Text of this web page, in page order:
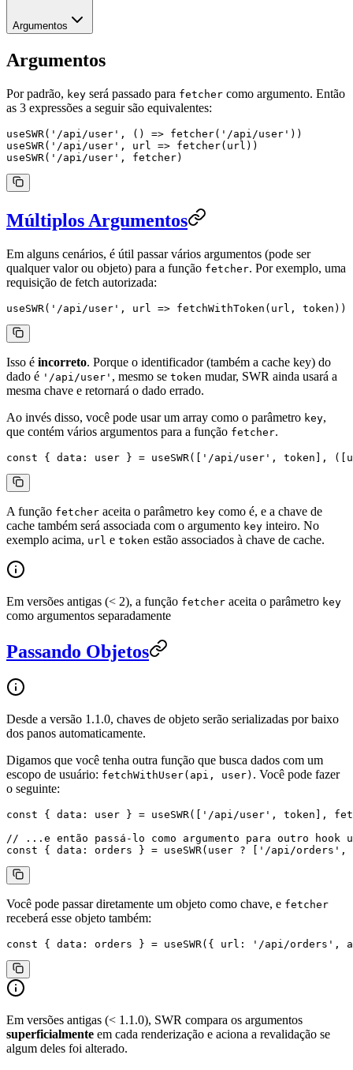
Argumentos
Argumentos
Por padrão, key será passado para fetcher como argumento. Então
as 3 expressões a seguir são equivalentes:
useSWR( '/api/user' , () => fetcher( '/api/user' ))
useSWR( '/api/user' , url => fetcher(url))
useSWR( '/api/user' , fetcher)
Múltiplos Argumentos
Em alguns cenários, é útil passar vários argumentos (pode ser
qualquer valor ou objeto) para a função fetcher. Por exemplo, uma
requisição de fetch autorizada:
useSWR( '/api/user' , url => fetchWithToken (url, token))
Isso é incorreto. Porque o identificador (também a cache key) do
dado é '/api/user' , mesmo se token mudar, SWR ainda usará a
mesma chave e retornará o dado errado.
Ao invés disso, você pode usar um array como o parâmetro key,
que contém vários argumentos para a função fetcher.
const { data : user } = useSWR([ '/api/user' , token], ([
A função fetcher aceita o parâmetro key como é, e a chave de
cache também será associada com o argumento key inteiro. No
exemplo acima, url e token estão associados à chave de cache.
Em versões antigas (< 2), a função fetcher aceita o parâmetro key
como argumentos separadamente
Passando Objetos
Desde a versão 1.1.0, chaves de objeto serão serializadas por baixo
dos panos automaticamente.
Digamos que você tenha outra função que busca dados com um
escopo de usuário: fetchWithUser(api, user) . Você pode fazer
o seguinte:
const { data : user } = useSWR([ '/api/user' , token],
// ...e então passá-lo como argumento para outro hook
const { data : orders } = useSWR(user ? '/api/orders' ,
Você pode passar diretamente um objeto como chave, e fetcher
receberá esse objeto também:
const { data : orders } = useSWR({ url: '/api/orders' ,
Em versões antigas (< 1.1.0), SWR compara os argumentos
superficialmente em cada renderização e aciona a revalidação se
algum deles foi alterado.